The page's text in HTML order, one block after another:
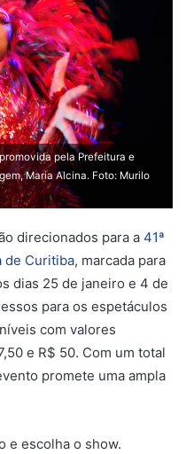
pela Prefeitura e
Maria Alcina. Foto: Murilo
direcionados para a 41ª
de Curitiba, marcada para
dias 25 de janeiro e 4 de
para os espetáculos
com valores
e R$ 50. Com um total
promete uma ampla
e escolha o show.